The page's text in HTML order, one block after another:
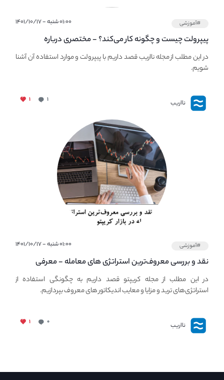
#آموزشی ۰۱:۰۰ شنبه - ۱۴۰۱/۱۰/۱۷
پیپر‌ولت چیست و چگونه کار می‌کند؟ - مختصری درباره
PaperWallet
در این مطلب از مجله نااریب قصد داریم با پیپر‌ولت و موارد استفاده آن آشنا
شویم.
نااریب ۱ ۱
#آموزشی ۰۱:۰۰ شنبه - ۱۴۰۱/۱۰/۱۷
نقد و بررسی معروف‌ترین استراتژی های معامله - معرفی
استراتژی های مهم ترید در بازار کریپتو
در این مطلب از مجله کریپتو قصد داریم به چگونگی استفاده از
استراتژی‌های ترید و مزایا و معایب اندیکاتور های معروف بپردازیم.
نااریب ۰ ۱